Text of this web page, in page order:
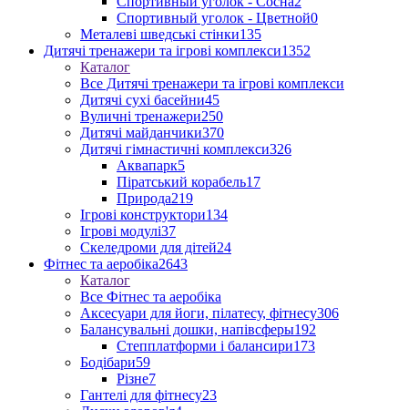
Спортивный уголок - Цветной0
Металеві шведські стінки135
Дитячі тренажери та ігрові комплекси1352
Каталог
Все Дитячі тренажери та ігрові комплекси
Дитячі сухі басейни45
Вуличні тренажери250
Дитячі майданчики370
Дитячі гімнастичні комплекси326
Аквапарк5
Піратський корабель17
Природа219
Ігрові конструктори134
Ігрові модулі37
Скеледроми для дітей24
Фітнес та аеробіка2643
Каталог
Все Фітнес та аеробіка
Аксесуари для йоги, пілатесу, фітнесу306
Балансувальні дошки, напівсферы192
Степплатформи і балансири173
Бодібари59
Різне7
Гантелі для фітнесу23